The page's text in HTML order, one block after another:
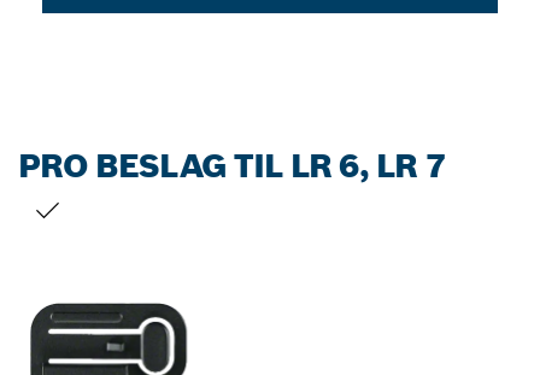
PRO BESLAG TIL LR 6, LR 7